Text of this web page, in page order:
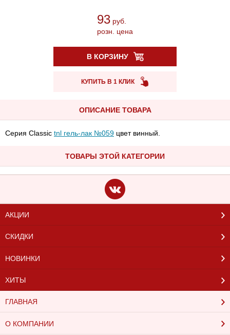
93 руб.
розн. цена
В КОРЗИНУ
КУПИТЬ В 1 КЛИК
ОПИСАНИЕ ТОВАРА
Серия Classic tnl гель-лак №059 цвет винный.
ТОВАРЫ ЭТОЙ КАТЕГОРИИ
АКЦИИ
СКИДКИ
НОВИНКИ
ХИТЫ
ГЛАВНАЯ
О КОМПАНИИ